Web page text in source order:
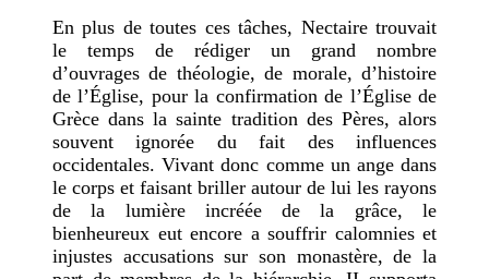
En plus de toutes ces tâches, Nectaire trouvait
le temps de rédiger un grand nombre
d’ouvrages de théologie, de morale, d’histoire
de l’Église, pour la confirmation de l’Église de
Grèce dans la sainte tradition des Pères, alors
souvent ignorée du fait des influences
occidentales. Vivant donc comme un ange dans
le corps et faisant briller autour de lui les rayons
de la lumière incréée de la grâce, le
bienheureux eut encore a souffrir calomnies et
injustes accusations sur son monastère, de la